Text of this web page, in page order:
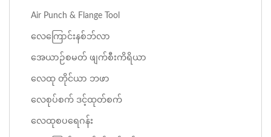
Air Punch & Flange Tool
လေကြောင်းနစ်ဘ်လာ
အေယာဉ်စမတ် ဖျက်စီးကိရိယာ
လေထု တိုင်ယာ ဘဖာ
လေစုပ်စက် ဒင့်ထုတ်စက်
လေထုစပရေဂန်း